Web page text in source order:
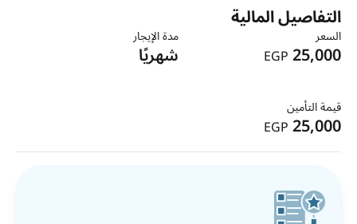
التفاصيل المالية
السعر
25,000
EGP
مدة الإيجار
شهريًا
قيمة التأمين
25,000
EGP